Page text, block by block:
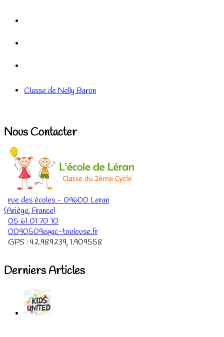
Classe de Nelly Baron
Nous Contacter
rue des écoles - 09600 Leran
(Ariège, France)
05 61 01 70 10
0090509e@ac-toulouse.fr
GPS : 42.989239, 1.909558
Derniers Articles